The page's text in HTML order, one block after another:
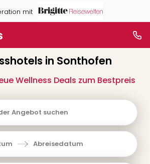
mit
in Sonthofen
Wellness Deals zum Bestpreis
Angebot suchen
Abreisedatum